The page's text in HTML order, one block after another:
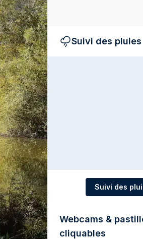
Suivi des pluies
Suivi des
Webcams &
cliquables